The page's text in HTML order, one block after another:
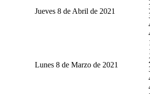
Jueves 8 de Abril de 2021
Lunes 8 de Marzo de 2021